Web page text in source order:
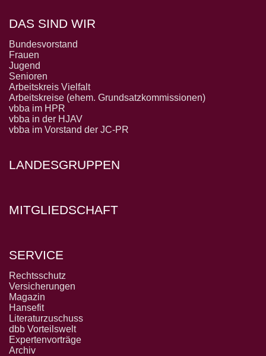
DAS SIND WIR
Bundesvorstand
Frauen
Jugend
Senioren
Arbeitskreis Vielfalt
Arbeitskreise (ehem. Grundsatzkommissionen)
vbba im HPR
vbba in der HJAV
vbba im Vorstand der JC-PR
LANDESGRUPPEN
MITGLIEDSCHAFT
SERVICE
Rechtsschutz
Versicherungen
Magazin
Hansefit
Literaturzuschuss
dbb Vorteilswelt
Expertenvorträge
Archiv